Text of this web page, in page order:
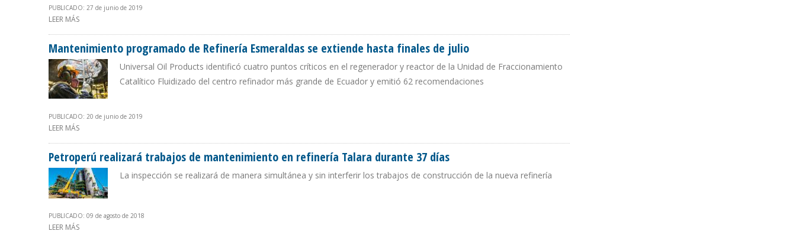
PUBLICADO: 27 de junio de 2019
LEER MÁS
Mantenimiento programado de Refinería Esmeraldas se extiende hasta finales de julio
Universal Oil Products identificó cuatro puntos críticos en el regenerador y reactor de la Unidad de Fraccionamiento
Catalítico Fluidizado del centro refinador más grande de Ecuador y emitió 62 recomendaciones
PUBLICADO: 20 de junio de 2019
LEER MÁS
Petroperú realizará trabajos de mantenimiento en refinería Talara durante 37 días
La inspección se realizará de manera simultánea y sin interferir los trabajos de construcción de la nueva refinería
PUBLICADO: 09 de agosto de 2018
LEER MÁS